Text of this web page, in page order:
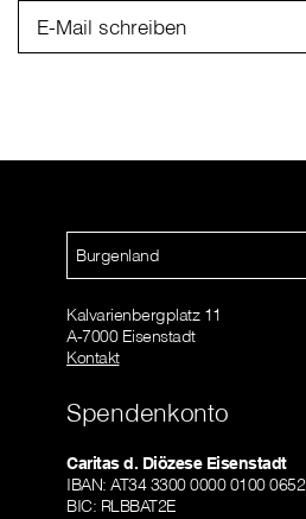
E-Mail schreiben
Burgenland
Kalvarienbergplatz 11
A-7000 Eisenstadt
Kontakt
Spendenkonto
Caritas d. Diözese Eisenstadt
IBAN: AT34 3300 0000 0100 0652
BIC: RLBBAT2E